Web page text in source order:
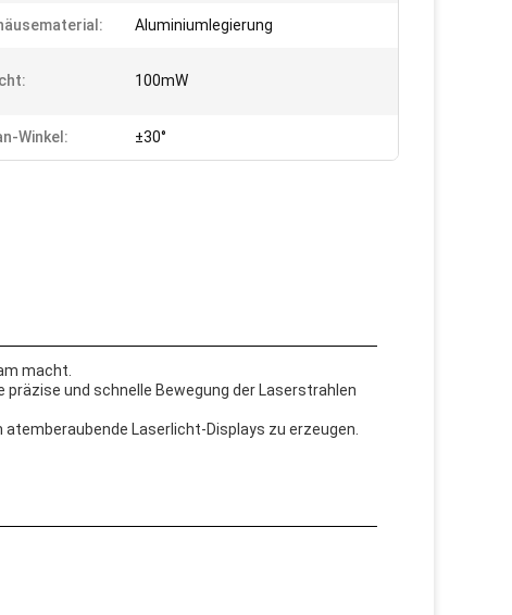
Aluminiumlegierung
100mW
Winkel: ±30°
macht.
und schnelle Bewegung der Laserstrahlen
Laserlicht-Displays zu erzeugen.